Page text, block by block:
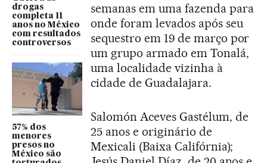
drogas
completa 11
anos no México
com resultados
controversos
57% dos
menores
presos no
México são
semanas em uma fazenda para
onde foram levados após seu
sequestro em 19 de março por
um grupo armado em Tonalá,
uma localidade vizinha à
cidade de Guadalajara.
Salomón Aceves Gastélum, de
25 anos e originário de
Mexicali (Baixa Califórnia);